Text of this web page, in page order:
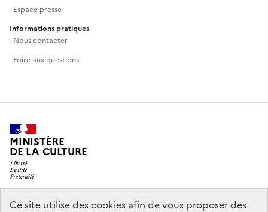
Ce site utilise des cookies afin de vous proposer des
Espace presse
Informations pratiques
Nous contacter
Foire aux questions
MINISTÈRE
DE LA CULTURE